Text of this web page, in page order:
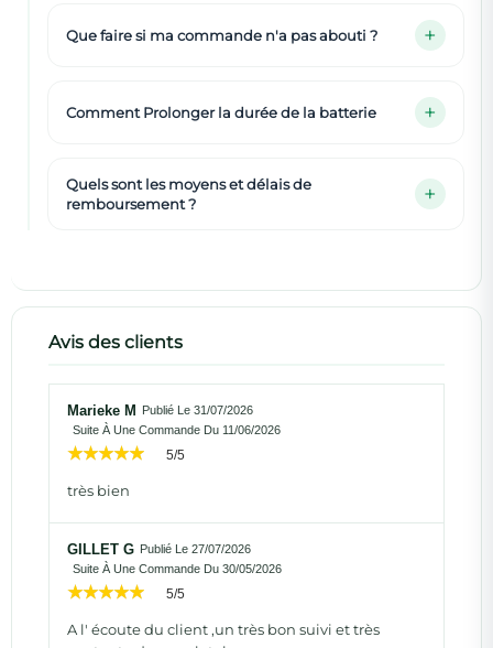
Que faire si ma commande n'a pas abouti ?
Comment Prolonger la durée de la batterie
Quels sont les moyens et délais de
remboursement ?
Avis des clients
Marieke M
Publié Le 31/07/2026
Suite À Une Commande Du 11/06/2026
5/5
très bien
GILLET G Publié Le 27/07/2026
Suite À Une Commande Du 30/05/2026
5/5
A l' écoute du client ,un très bon suivi et très